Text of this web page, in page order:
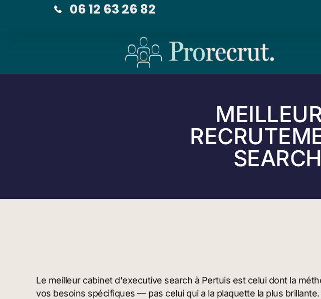
06 12 63 26 82
Le meilleur cabinet d'executive search à Pertuis est celui dont la
vos besoins spécifiques — pas celui qui a la plaquette la plus